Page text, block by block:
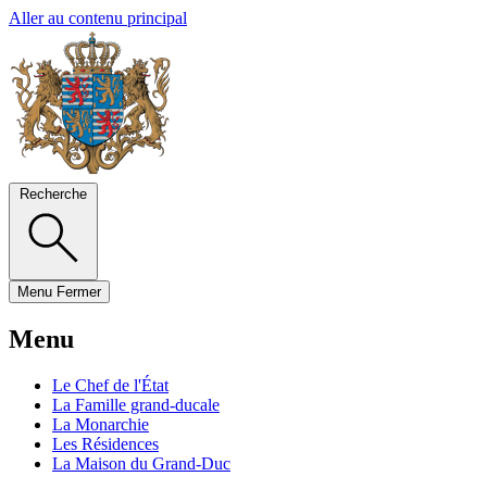
Aller au contenu principal
Recherche
Menu Fermer
Menu
Le Chef de l'État
La Famille grand-ducale
La Monarchie
Les Résidences
La Maison du Grand-Duc